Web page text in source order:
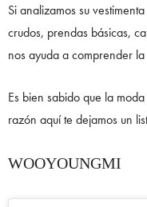
Si analizamos su
crudos, prendas básicas,
nos ayuda a comprender
Es bien sabido que la
razón aquí te dejamos un
WOOYOUNGMI